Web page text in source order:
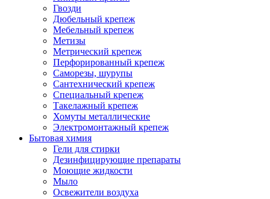
Гвозди
Дюбельный крепеж
Мебельный крепеж
Метизы
Метрический крепеж
Перфорированный крепеж
Саморезы, шурупы
Сантехнический крепеж
Специальный крепеж
Такелажный крепеж
Хомуты металлические
Электромонтажный крепеж
Бытовая химия
Гели для стирки
Дезинфицирующие препараты
Моющие жидкости
Мыло
Освежители воздуха